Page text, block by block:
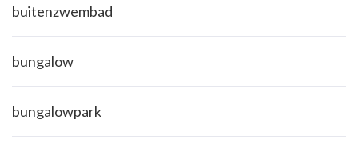
buitenzwembad
bungalow
bungalowpark